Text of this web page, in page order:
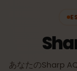
あなたのSharp